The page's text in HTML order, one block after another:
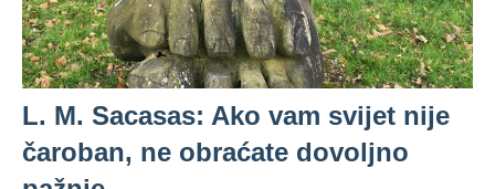
L. M. Sacasas: Ako vam svijet nije
čaroban, ne obraćate dovoljno